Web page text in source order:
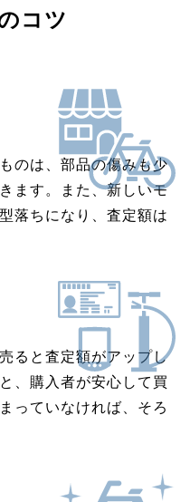
コツ
のは、部品の傷みも少
ます。また、新しいモ
落ちになり、査定額は
ると査定額がアップし
、購入者が安心して買
っていなければ、そろ